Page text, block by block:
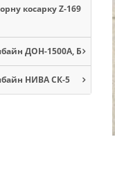
косарку Z-169
ДОН-1500А, Б
НИВА СК-5